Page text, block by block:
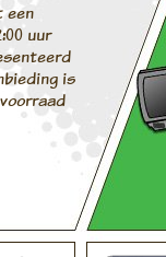
een
uur
is